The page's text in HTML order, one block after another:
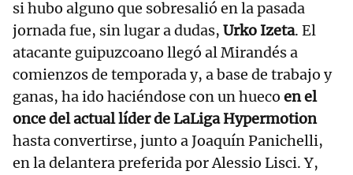
si hubo alguno que sobresalió en la pasada
jornada fue, sin lugar a dudas, Urko Izeta. El
atacante guipuzcoano llegó al Mirandés a
comienzos de temporada y, a base de trabajo y
ganas, ha ido haciéndose con un hueco en el
once del actual líder de LaLiga Hypermotion
hasta convertirse, junto a Joaquín Panichelli,
en la delantera preferida por Alessio Lisci. Y,